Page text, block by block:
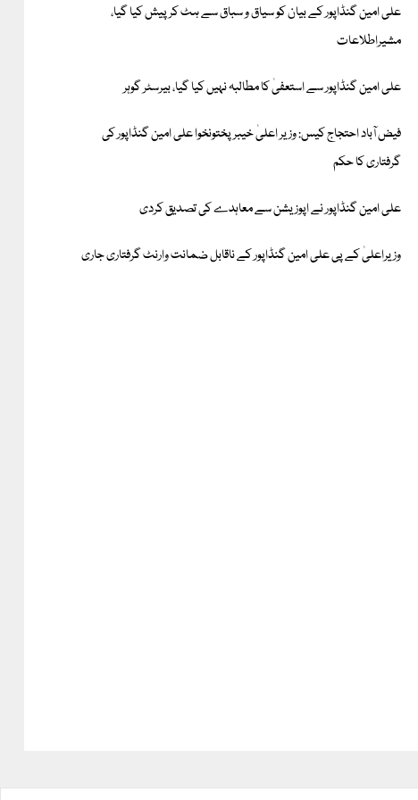
علی امین گنڈاپور کے بیان کو سیاق و سباق سے ہٹ کر پیش کیا گیا،
مشیراطلاعات
علی امین گنڈاپور سے استعفیٰ کا مطالبہ نہیں کیا گیا، بیرسٹر گوہر
فیض آباد احتجاج کیس: وزیر اعلیٰ خیبر پختونخوا علی امین گنڈاپور کی
گرفتاری کا حکم
علی امین گنڈاپور نے اپوزیشن سے معاہدے کی تصدیق کردی
وزیراعلیٰ کے پی علی امین گنڈاپور کے ناقابل ضمانت وارنٹ گرفتاری جاری